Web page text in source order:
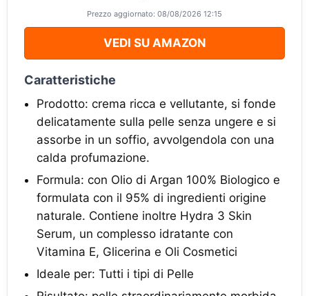
Prezzo aggiornato: 08/08/2026 12:15
VEDI SU AMAZON
Caratteristiche
Prodotto: crema ricca e vellutante, si fonde
delicatamente sulla pelle senza ungere e si
assorbe in un soffio, avvolgendola con una
calda profumazione.
Formula: con Olio di Argan 100% Biologico e
formulata con il 95% di ingredienti origine
naturale. Contiene inoltre Hydra 3 Skin
Serum, un complesso idratante con
Vitamina E, Glicerina e Oli Cosmetici
Ideale per: Tutti i tipi di Pelle